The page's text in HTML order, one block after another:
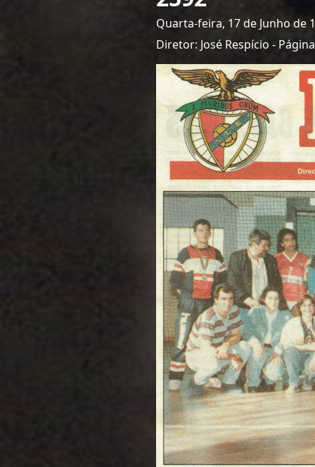
Quarta-feira, 17 de Junho de
Diretor: José Respício -